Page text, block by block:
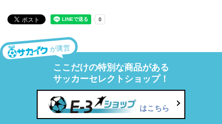
が運営
ここだけの特別な商品がある
サッカーセレクトショップ！
はこちら